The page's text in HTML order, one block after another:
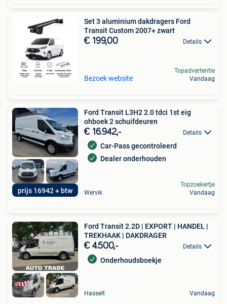
Set 3 aluminium dakdragers Ford
Transit Custom 2007+ zwart
€ 199,00 Details
Bezoek website
Topadvertentie
Vandaag
prijs 16942 + btw
Ford Transit L3H2 2.0 tdci 1st eig
ohboek 2 schuifdeuren
€ 16.942,- Details
Car-Pass gecontroleerd
Dealer onderhouden
Wervik
Topzoekertje
Vandaag
Ford Transit 2.2D | EXPORT | HANDEL |
TREKHAAK | DAKDRAGER
€ 4.500,- Details
Onderhoudsboekje
Hasselt Vandaag